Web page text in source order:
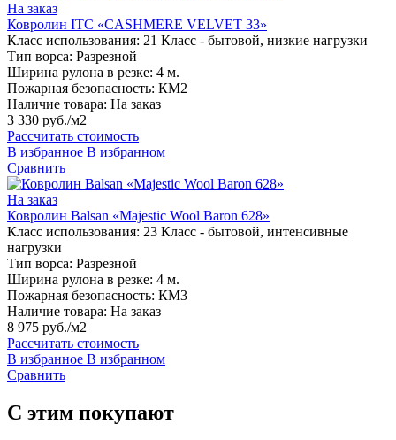
На заказ
Ковролин ITC «CASHMERE VELVET 33»
Класс использования: 21 Класс - бытовой, низкие нагрузки
Тип ворса: Разрезной
Ширина рулона в резке: 4 м.
Пожарная безопасность: КМ2
Наличие товара: На заказ
3 330 руб./м2
Рассчитать стоимость
В избранное В избранном
Сравнить
На заказ
Ковролин Balsan «Majestic Wool Baron 628»
Класс использования: 23 Класс - бытовой, интенсивные
нагрузки
Тип ворса: Разрезной
Ширина рулона в резке: 4 м.
Пожарная безопасность: КМ3
Наличие товара: На заказ
8 975 руб./м2
Рассчитать стоимость
В избранное В избранном
Сравнить
С этим покупают